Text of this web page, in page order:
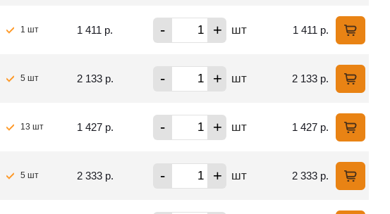
1 шт 1 411 р. - + шт 1 411 р.
5 шт 2 133 р. - + шт 2 133 р.
13 шт 1 427 р. - + шт 1 427 р.
5 шт 2 333 р. - + шт 2 333 р.